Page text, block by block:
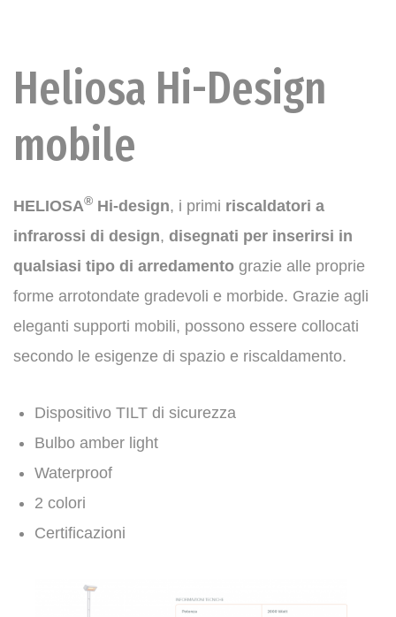
Heliosa Hi-Design
mobile
HELIOSA® Hi-design, i primi riscaldatori a
infrarossi di design, disegnati per inserirsi in
qualsiasi tipo di arredamento grazie alle proprie
forme arrotondate gradevoli e morbide. Grazie agli
eleganti supporti mobili, possono essere collocati
secondo le esigenze di spazio e riscaldamento.
Dispositivo TILT di sicurezza
Bulbo amber light
Waterproof
2 colori
Certificazioni